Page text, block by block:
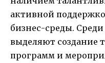
активной
бизнес-среды.
выделяют создание
программ и